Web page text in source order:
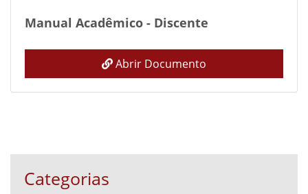
Manual Acadêmico - Discente
Abrir Documento
Categorias